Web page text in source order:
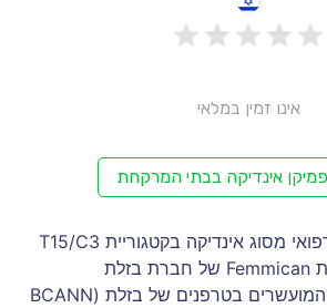
אינו זמין במלאי
אינדיקה בבתי המרקחת
פמיקן שמן קנאביס רפואי מסוג אינדיקה בקטגוריית T15/C3
עתיר ב-THC מסדרת Femmican של חברת בזלת
הישראלית. השמנים המועשרים בטרפנים של בזלת (BCANN